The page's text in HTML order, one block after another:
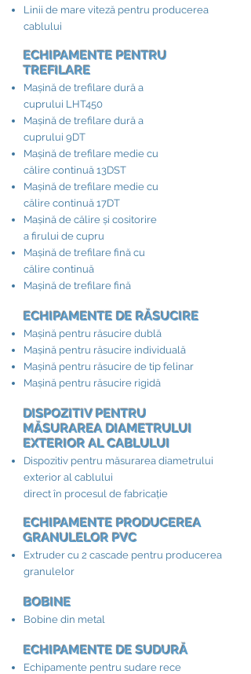
Linii de mare viteză pentru producerea
cablului
ECHIPAMENTE PENTRU
TREFILARE
Mașină de trefilare dură a
cuprului LHT450
Mașină de trefilare dură a
cuprului 9DT
Mașină de trefilare medie cu
călire continuă 13DST
Mașină de trefilare medie cu
călire continuă 17DT
Mașină de călire și cositorire
a firului de cupru
Mașină de trefilare fină cu
călire continuă
Mașină de trefilare fină
ECHIPAMENTE DE RĂSUCIRE​
Mașină pentru răsucire dublă
Mașină pentru răsucire individuală
Mașină pentru răsucire de tip felinar
Mașină pentru răsucire rigidă
DISPOZITIV PENTRU
MĂSURAREA DIAMETRULUI
EXTERIOR AL CABLULUI​
Dispozitiv pentru măsurarea diametrului
exterior al cablului
direct în procesul de fabricație
ECHIPAMENTE PRODUCEREA
GRANULELOR PVC
Extruder cu 2 cascade pentru producerea
granulelor
BOBINE
Bobine din metal
ECHIPAMENTE DE SUDURĂ
Echipamente pentru sudare rece